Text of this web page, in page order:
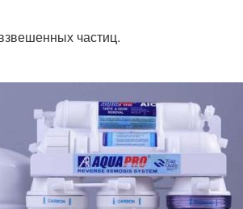
частиц.